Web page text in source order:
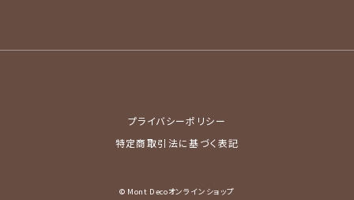
プライバシーポリシー
特定商取引法に基づく表記
© Mont Decoオンラインショップ